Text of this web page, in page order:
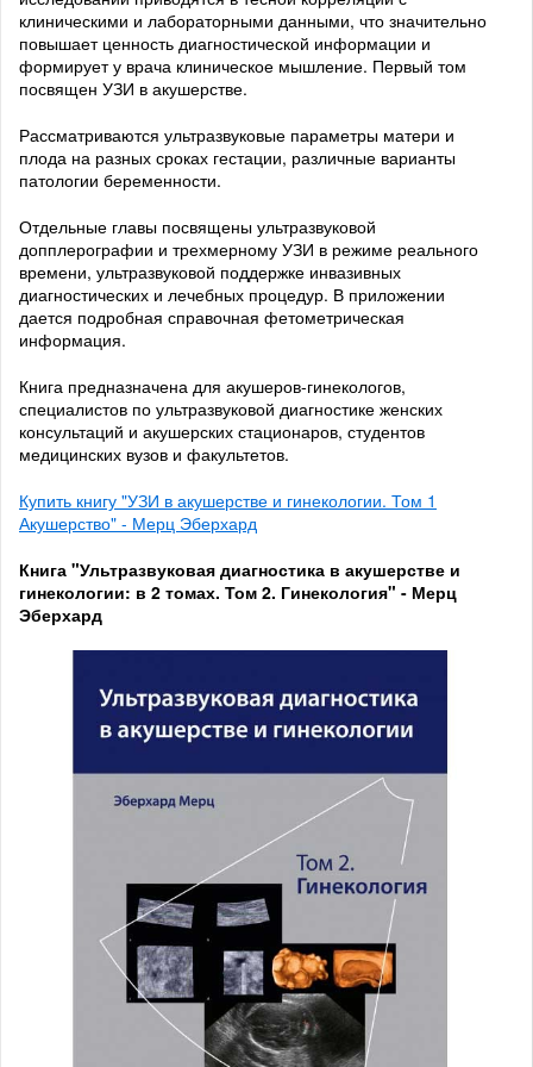
клиническими и лабораторными данными, что значительно
повышает ценность диагностической информации и
формирует у врача клиническое мышление. Первый том
посвящен УЗИ в акушерстве.
Рассматриваются ультразвуковые параметры матери и
плода на разных сроках гестации, различные варианты
патологии беременности.
Отдельные главы посвящены ультразвуковой
допплерографии и трехмерному УЗИ в режиме реального
времени, ультразвуковой поддержке инвазивных
диагностических и лечебных процедур. В приложении
дается подробная справочная фетометрическая
информация.
Книга предназначена для акушеров-гинекологов,
специалистов по ультразвуковой диагностике женских
консультаций и акушерских стационаров, студентов
медицинских вузов и факультетов.
Купить книгу "УЗИ в акушерстве и гинекологии. Том 1
Акушерство" - Мерц Эберхард
Книга "Ультразвуковая диагностика в акушерстве и
гинекологии: в 2 томах. Том 2. Гинекология" - Мерц
Эберхард